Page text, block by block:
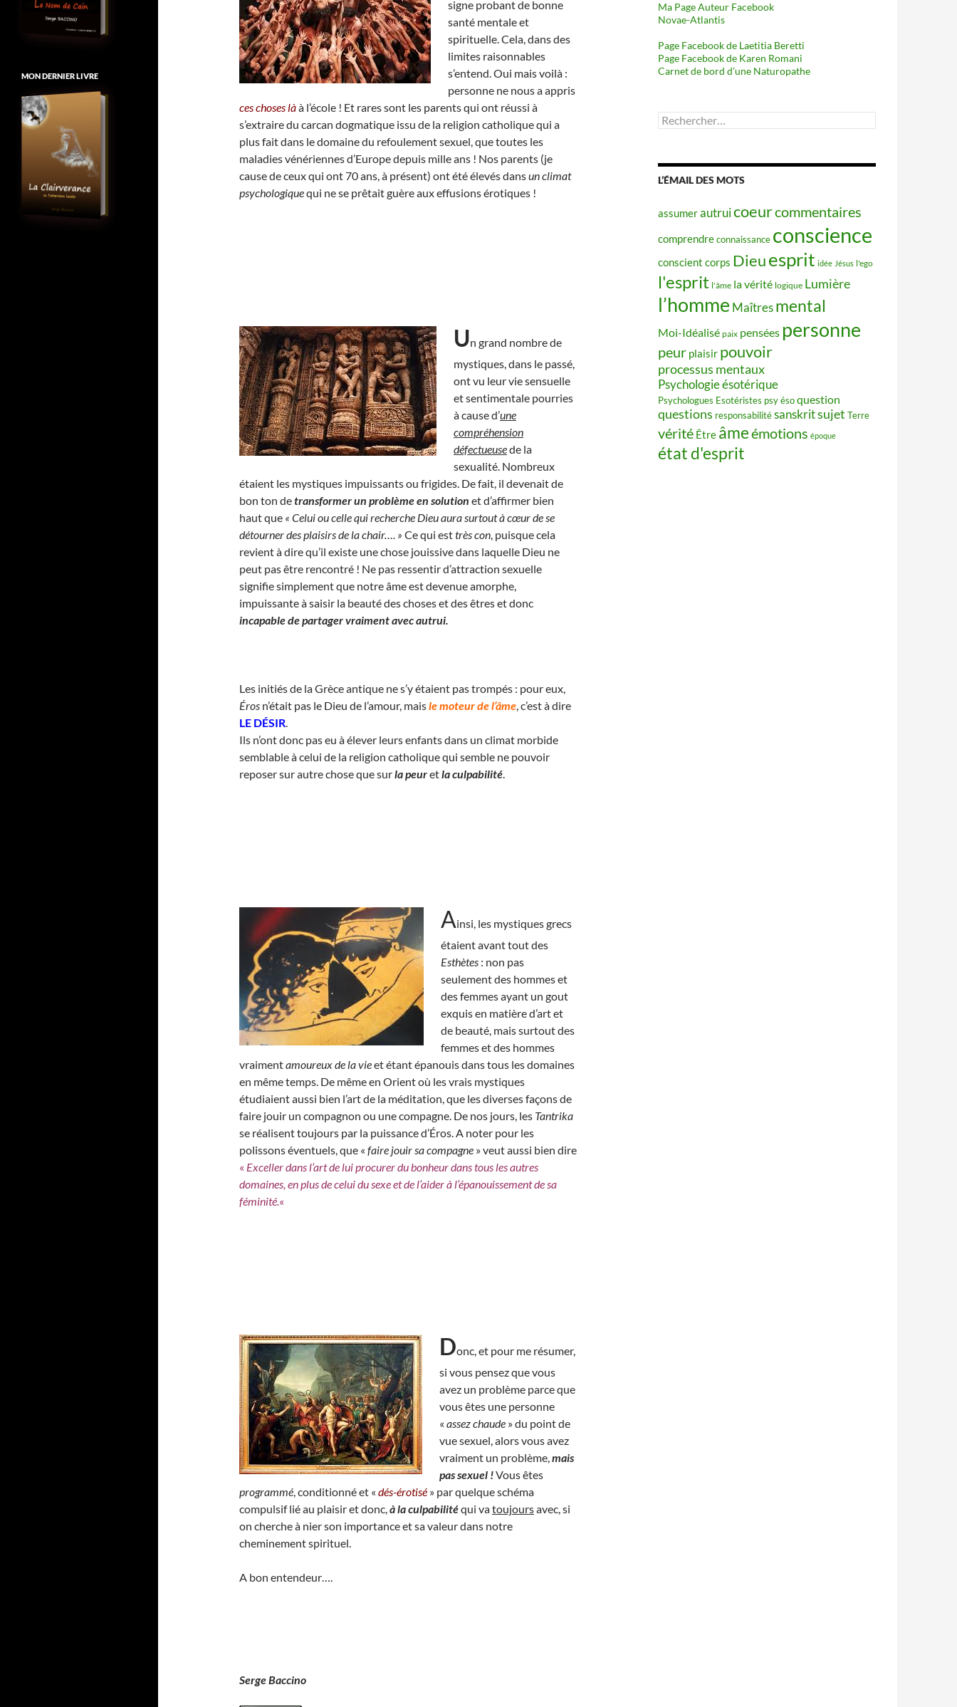
signe probant de bonne
santé mentale et
spirituelle. Cela, dans des
limites raisonnables
s’entend. Oui mais voilà :
personne ne nous a appris
ces choses làà l’école ! Et rares sont les parents qui ont réussi à
s’extraire du carcan dogmatique issu de la religion catholique qui a
plus fait dans le domaine du refoulement sexuel, que toutes les
maladies vénériennes d’Europe depuis mille ans ! Nos parents (je
cause de ceux qui ont 70 ans, à présent) ont été élevés dansun climat
psychologiquequi ne se prêtait guère aux effusions érotiques !
Un grand nombre de
mystiques, dans le passé,
ont vu leur vie sensuelle
et sentimentale pourries
à cause d’une
compréhension
défectueusede la
sexualité. Nombreux
étaient les mystiques impuissants ou frigides. De fait, il devenait de
bon ton detransformer un problème en solution et d’affirmer bien
haut que « Celui ou celle qui recherche Dieu aura surtout à cœur de se
détourner des plaisirs de la chair…. » Ce qui esttrès con, puisque cela
revient à dire qu’il existe une chose jouissive dans laquelle Dieu ne
peut pas être rencontré ! Ne pas ressentir d’attraction sexuelle
signifie simplement que notre âme est devenue amorphe,
impuissante à saisir la beauté des choses et des êtres et donc
incapable de partager vraiment avec autrui.
Les initiés de la Grèce antique ne s’y étaient pas trompés : pour eux,
Éros n’était pas le Dieu de l’amour, maisle moteur de l’âme, c’est à dire
LE DÉSIR.
Ils n’ont donc pas eu à élever leurs enfants dans un climat morbide
semblable à celui de la religion catholique qui semble ne pouvoir
reposer sur autre chose que surla peuretla culpabilité.
Ainsi, les mystiques grecs
étaient avant tout des
Esthètes : non pas
seulement des hommes et
des femmes ayant un gout
exquis en matière d’art et
de beauté, mais surtout des
femmes et des hommes
vraimentamoureux de la vieet étant épanouis dans tous les domaines
en même temps. De même en Orient où les vrais mystiques
étudiaient aussi bien l’art de la méditation, que les diverses façons de
faire jouir un compagnon ou une compagne. De nos jours, les Tantrika
se réalisent toujours par la puissance d’Éros. A noter pour les
polissons éventuels, que « faire jouir sa compagne » veut aussi bien dire
« Exceller dans l’art de lui procurer du bonheur dans tous les autres
domaines, en plus de celui du sexe et de l’aider à l’épanouissement de sa
féminité.«
Donc, et pour me résumer,
si vous pensez que vous
avez un problème parce que
vous êtes une personne
« assez chaude » du point de
vue sexuel, alors vous avez
vraiment un problème,mais
pas sexuel !Vous êtes
programmé, conditionné et « dés-érotisé » par quelque schéma
compulsif lié au plaisir et donc,à la culpabilitéqui vatoujoursavec, si
on cherche à nier son importance et sa valeur dans notre
cheminement spirituel.
A bon entendeur….
Serge Baccino
Ma Page Auteur Facebook
Novae-Atlantis
Page Facebook de Laetitia Beretti
Page Facebook de Karen Romani
Carnet de bord d’une Naturopathe
Rechercher :
L’ÉMAIL DES MOTS
assumerautruicoeurcommentaires
comprendreconnaissance conscience
conscient corps Dieuesprit idée Jésus l'ego
l'esprit l'âme la vérité logique Lumière
l’homme Maîtres mental
Moi-Idéalisé paix pensées personne
peur plaisir pouvoir
processus mentaux
Psychologie ésotérique
Psychologues Esotéristes psy ésoquestion
questions responsabilitésanskritsujet Terre
vérité Être âmeémotions époque
état d'esprit
MON DERNIER LIVRE